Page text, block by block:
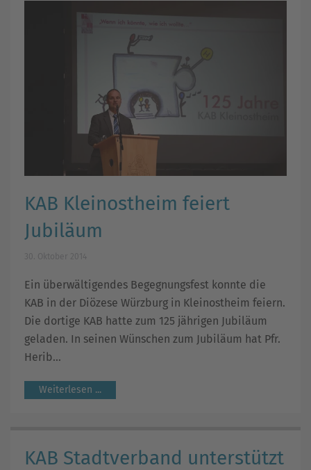
KAB Kleinostheim feiert
Jubiläum
Ein überwältigendes Begegnungsfest konnte die
KAB in der Diözese Würzburg in Kleinostheim feiern.
Die dortige KAB hatte zum 125 jährigen Jubiläum
geladen. In seinen Wünschen zum Jubiläum hat Pfr.
Herib...
Weiterlesen ...
KAB Stadtverband unterstützt